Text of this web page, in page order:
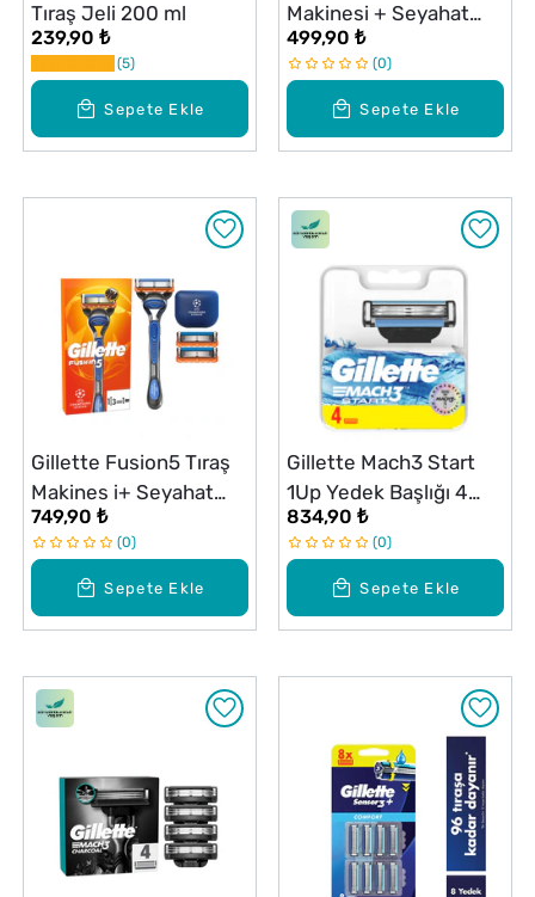
Sepete Ekle
Tıraş Jeli 200 ml
239,90 ₺
5
Sepete Ekle
Makinesi + Seyahat
Kabı + 3 Adet Yedek
Başlık
499,90 ₺
0
Sepete Ekle
Gillette Fusion5 Tıraş
Makines i+ Seyahat
Kabı + 3 Adet Yedek
Başlık
749,90 ₺
0
Sepete Ekle
Gillette Mach3 Start
1Up Yedek Başlığı 4
Adet
834,90 ₺
0